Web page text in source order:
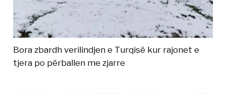
Bora zbardh verilindjen e Turqisë kur rajonet e
tjera po përballen me zjarre